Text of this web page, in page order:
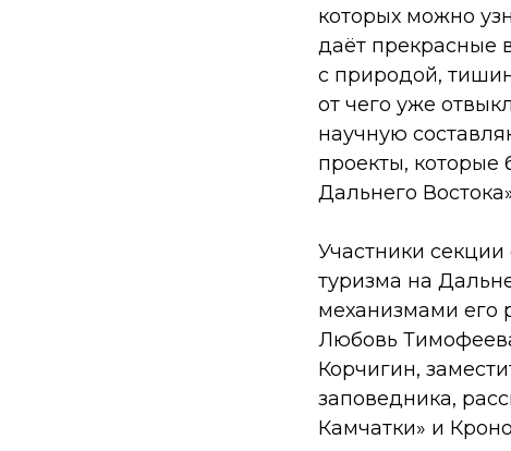
которых можно
даёт прекрасные
с природой,
от чего уже
научную
проекты, которые
Дальнего
Участники
туризма на
механизмами его
Любовь
Корчигин,
заповедника,
Камчатки» и